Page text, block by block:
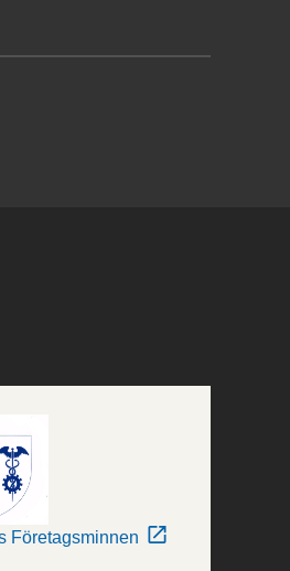
Företagsminnen